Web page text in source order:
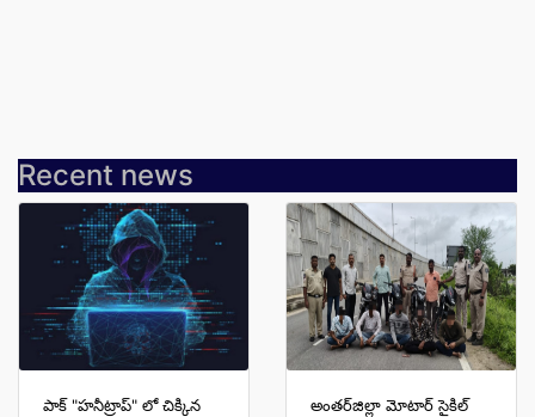
Recent news
పాక్ "హనీట్రాప్" లో చిక్కిన
అంతర్‌జిల్లా మోటార్ సైకిల్